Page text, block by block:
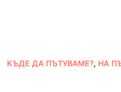
КЪДЕ ДА ПЪТУВАМЕ?, НА